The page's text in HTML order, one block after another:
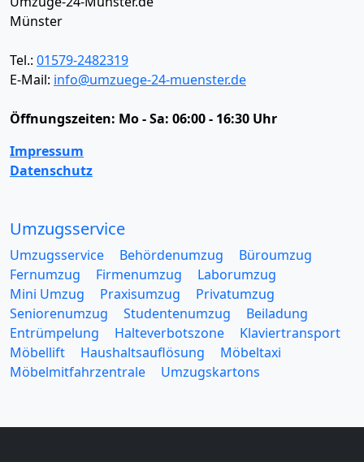
Münster
Tel.: 01579-2482319
E-Mail: info@umzuege-24-muenster.de
Öffnungszeiten: Mo - Sa: 06:00 - 16:30 Uhr
Impressum
Datenschutz
Umzugsservice
Umzugsservice Behördenumzug
Büroumzug
Fernumzug
Firmenumzug
Laborumzug
Mini Umzug
Praxisumzug
Privatumzug
Seniorenumzug
Studentenumzug
Beiladung
Entrümpelung
Halteverbotszone
Klaviertransport
Möbellift
Haushaltsauflösung
Möbeltaxi
Möbelmitfahrzentrale
Umzugskartons